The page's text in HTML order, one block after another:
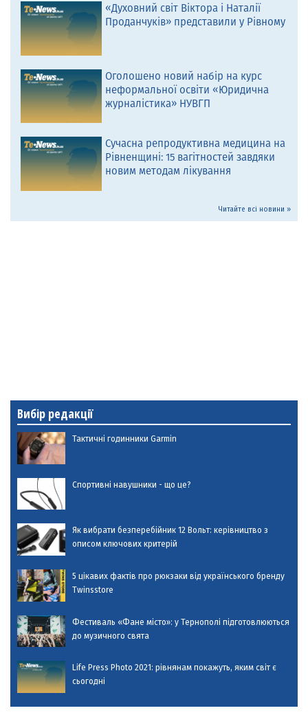
«Духовний світ Віктора і Наталії
Проданчуків» представили у Рівному
Оголошено новий набір на курс
неформальної освіти «Юридична
журналістика» НУВГП
Сучасна репродуктивна медицина на
Рівненщині: 15 вагітностей завдяки
новим методам лікування
Читайте всі новини »
Вибір редакції
Тактичні годинники Garmin
Спортивні навушники - що це?
Як вибрати безперебійник 12 Вольт: керівництво з
описом ключових критерій
5 цікавих фактів про рюкзаки від українського бренду
Twinsstore
Фестиваль «Фане місто»: у Тернополі підготовлюються
до музичного свята
Life Press Photo 2021: рівнянам покажуть, яким світ є
сьогодні